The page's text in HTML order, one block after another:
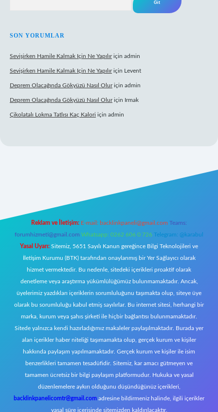
SON YORUMLAR
Sevişirken Hamile Kalmak Için Ne Yapılıriçin admin
Sevişirken Hamile Kalmak Için Ne Yapılıriçin Levent
Deprem Olacağında Gökyüzü Nasıl Oluriçin admin
Deprem Olacağında Gökyüzü Nasıl Oluriçin Irmak
Çikolatalı Lokma Tatlısı Kaç Kalori için admin
Reklam ve İletişim: E-mail: backlinkpaneli@gmail.com Teams:
forumhizmeti@gmail.com Whatsapp: 0262 606 0 726 Telegram: @karabul
Yasal Uyarı: Sitemiz, 5651 Sayılı Kanun gereğince Bilgi Teknolojileri ve
İletişim Kurumu (BTK) tarafından onaylanmış bir Yer Sağlayıcı olarak
hizmet vermektedir. Bu nedenle, sitedeki içerikleri proaktif olarak
denetleme veya araştırma yükümlülüğümüz bulunmamaktadır. Ancak,
üyelerimiz yazdıkları içeriklerin sorumluluğunu taşımakta olup, siteye üye
olarak bu sorumluluğu kabul etmiş sayılırlar. Bu internet sitesi, herhangi bir
marka, kurum veya şahıs şirketi ile hiçbir bağlantısı bulunmamaktadır.
Sitede yalnızca kendi hazırladığımız makaleler paylaşılmaktadır. Burada yer
alan içerikler haber niteliği taşımamakta olup, gerçek kurum ve kişiler
hakkında paylaşım yapılmamaktadır. Gerçek kurum ve kişiler ile isim
benzerlikleri tamamen tesadüfidir. Sitemiz, kar amacı gütmeyen ve
tamamen ücretsiz bir bilgi paylaşım platformudur. Hukuka ve yasal
düzenlemelere aykırı olduğunu düşündüğünüz içerikleri,
backlinkpanelicomtr@gmail.com adresine bildirmeniz halinde, ilgili içerikler
yasal süre içerisinde sitemizden kaldırılacaktır.